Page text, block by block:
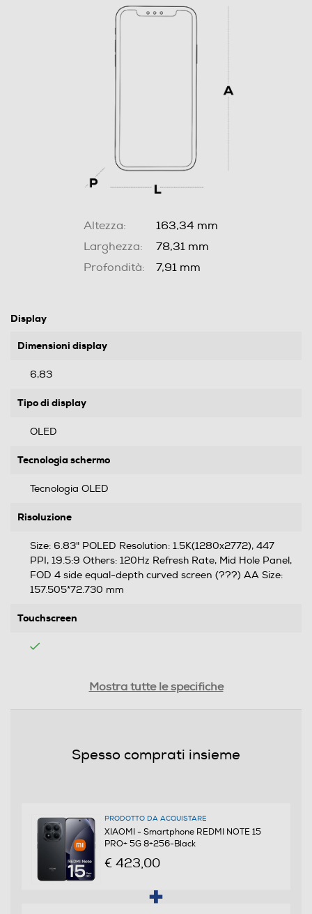
Altezza:
163,34 mm
Larghezza:
78,31 mm
Profondità:
7,91 mm
Display
Dimensioni display
6,83
Tipo di display
OLED
Tecnologia schermo
Tecnologia OLED
Risoluzione
Size: 6.83" POLED Resolution: 1.5K(1280x2772), 447
PPI, 19.5:9 Others: 120Hz Refresh Rate, Mid Hole Panel,
FOD 4 side equal-depth curved screen (???) AA Size:
157.505*72.730 mm
Touchscreen
Format
Banda
Mostra tutte le specifiche
Spesso comprati insieme
PRODOTTO DA ACQUISTARE
XIAOMI - Smartphone REDMI NOTE 15
PRO+ 5G 8+256-Black
€ 423,00